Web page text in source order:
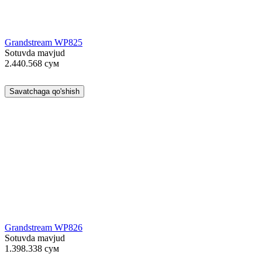
Grandstream WP825
Sotuvda mavjud
2.440.568 сум
Savatchaga qo'shish
Grandstream WP826
Sotuvda mavjud
1.398.338 сум